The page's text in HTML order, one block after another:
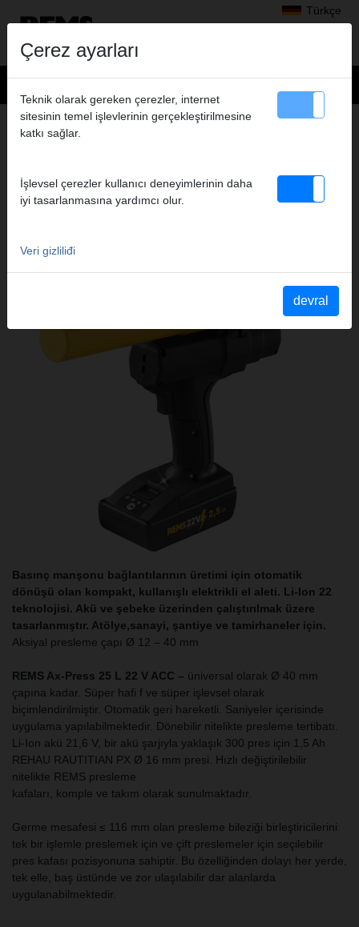
Türkçe
Ürünler>Aksiyal presler> REMS Ax-Press 25 L 22 V ACC
OTOMATIK GERI ALMA TERTIBATI ILE
DONATILMIŞ AKÜLÜ AKSIYAL PRES
Basınç manşonu bağlantılarının üretimi için otomatik
dönüşü olan kompakt, kullanışlı elektrikli el aleti. Li-Ion 22
teknolojisi. Akü ve şebeke üzerinden çalıştırılmak üzere
tasarlanmıştır. Atölye,sanayi, şantiye ve tamirhaneler için.
Aksiyal presleme çapı Ø 12 – 40 mm
REMS Ax-Press 25 L 22 V ACC – üniversal olarak Ø 40 mm
çapına kadar. Süper hafi f ve süper işlevsel olarak
biçimlendirilmiştir. Otomatik geri hareketli. Saniyeler içerisinde
uygulama yapılabilmektedir. Dönebilir nitelikte presleme tertibatı.
Li-Ion akü 21,6 V, bir akü şarjıyla yaklaşık 300 pres için 1,5 Ah
REHAU RAUTITIAN PX Ø 16 mm presi. Hızlı değiştirilebilir
nitelikte REMS presleme
kafaları, komple ve takım olarak sunulmaktadır.
Germe mesafesi ≤ 116 mm olan presleme bileziği birleştiricilerini
tek bir işlemle preslemek için ve çift preslemeler için seçilebilir
pres kafası pozisyonuna sahiptir. Bu özelliğinden dolayı her yerde,
tek elle, baş üstünde ve zor ulaşılabilir dar alanlarda
uygulanabilmektedir.
Çerez ayarları
Teknik olarak gereken çerezler, internet
sitesinin temel işlevlerinin gerçekleştirilmesine
katkı sağlar.
İşlevsel çerezler kullanıcı deneyimlerinin daha
iyi tasarlanmasına yardımcı olur.
Veri gizliliđi
devral